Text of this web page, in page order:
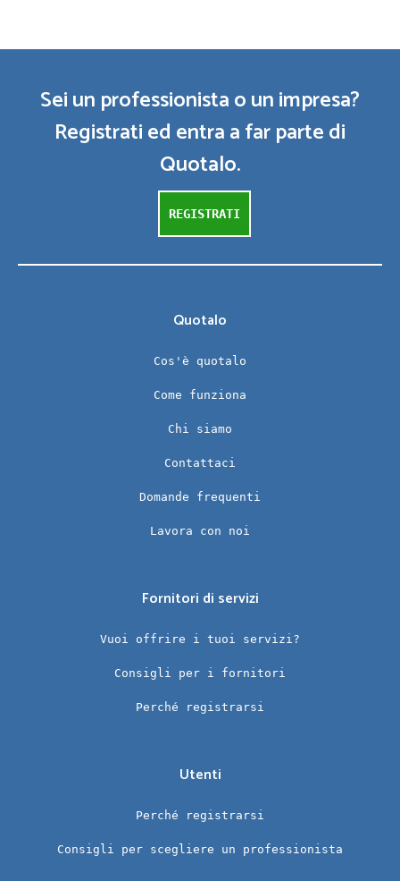
Sei un professionista o un impresa?
Registrati ed entra a far parte di
Quotalo.
REGISTRATI
Quotalo
Cos'è quotalo
Come funziona
Chi siamo
Contattaci
Domande frequenti
Lavora con noi
Fornitori di servizi
Vuoi offrire i tuoi servizi?
Consigli per i fornitori
Perché registrarsi
Utenti
Perché registrarsi
Consigli per scegliere un professionista